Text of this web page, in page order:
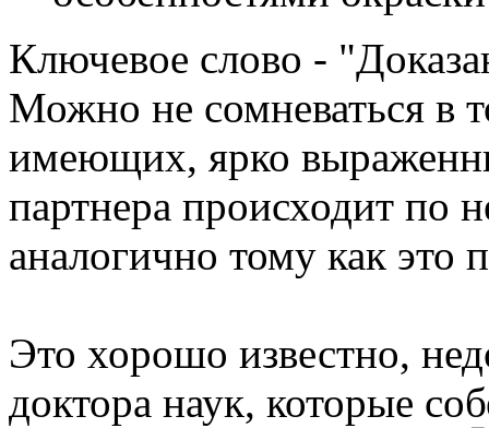
Ключевое слово -
Можно не сомневаться в
имеющих, ярко
партнера происходит по
аналогично тому как это
Это хорошо известно,
доктора наук, которые